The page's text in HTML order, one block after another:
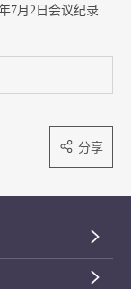
7月2日会议纪录
分享